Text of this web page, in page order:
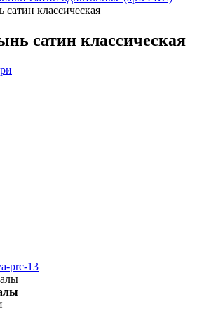
классическая
сатин классическая